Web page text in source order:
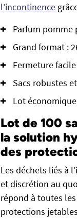
l’incontinence
Parfum pomme
Grand format :
Fermeture
Sacs robustes
Lot
Lot de 100
la solution
des
Les déchets liés à
et discrétion au
répond à toutes
protections